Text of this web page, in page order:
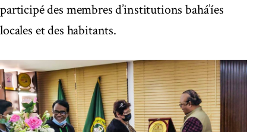
participé des membres d’institutions bahá’íes
locales et des habitants.